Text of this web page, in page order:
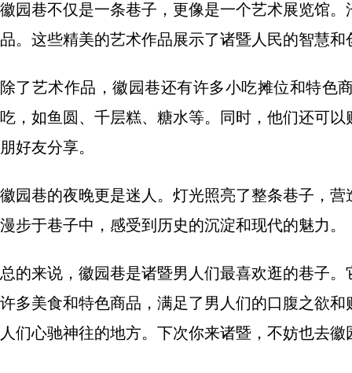
徽园巷不仅是一条巷子，更像是一个艺术展览馆
品。这些精美的艺术作品展示了诸暨人民的智慧和
除了艺术作品，徽园巷还有许多小吃摊位和特色
吃，如鱼圆、千层糕、糖水等。同时，他们还可
朋好友分享。
徽园巷的夜晚更是迷人。灯光照亮了整条巷子，
漫步于巷子中，感受到历史的沉淀和现代的魅力。
总的来说，徽园巷是诸暨男人们最喜欢逛的巷子
许多美食和特色商品，满足了男人们的口腹之欲
人们心驰神往的地方。下次你来诸暨，不妨也去